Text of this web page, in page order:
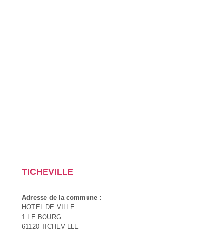
TICHEVILLE
Adresse de la commune :
HOTEL DE VILLE
1 LE BOURG
61120 TICHEVILLE